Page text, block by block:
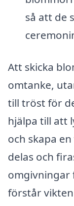
så att de
Att skicka
omtanke,
till tröst för
hjälpa till att
och skapa
delas och
omgivningar
förstår